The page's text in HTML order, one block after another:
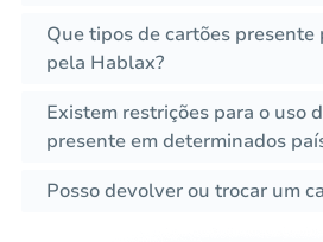
Que tipos de cartões presente
pela Hablax?
Existem restrições para o uso
presente em determinados
Posso devolver ou trocar um